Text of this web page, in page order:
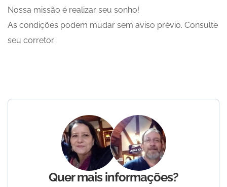
Nossa missão é realizar seu sonho!
As condições podem mudar sem aviso prévio. Consulte
seu corretor.
Quer mais informações?